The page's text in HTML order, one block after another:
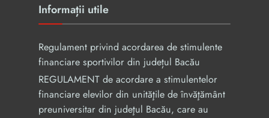
Informații utile
Regulament privind acordarea de stimulente
financiare sportivilor din județul Bacău
REGULAMENT de acordare a stimulentelor
financiare elevilor din unităţile de învăţământ
preuniversitar din judeţul Bacău, care au